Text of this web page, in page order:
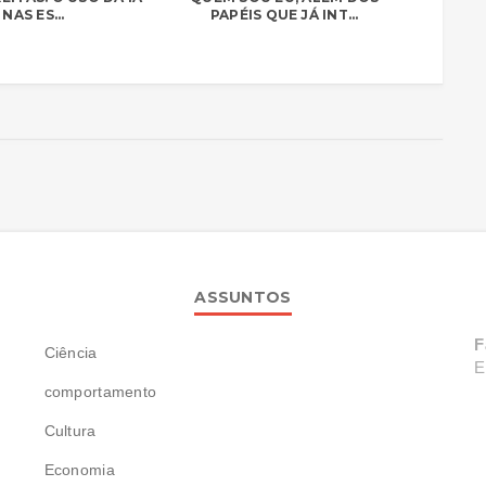
NAS ES...
PAPÉIS QUE JÁ INT...
ASSUNTOS
Ciência
comportamento
Cultura
Economia